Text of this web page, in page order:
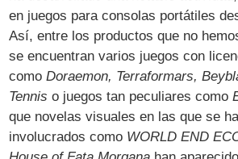
en juegos para consolas portátiles
Así, entre los productos que no
se encuentran varios juegos con
comoDoraemon, Terraformars,
Tennis o juegos tan peculiares como
que novelas visuales en las que se
involucrados como WORLD END